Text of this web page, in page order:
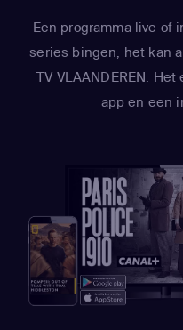
Een programma live of
series bingen, het kan
TV VLAANDEREN.
app en een